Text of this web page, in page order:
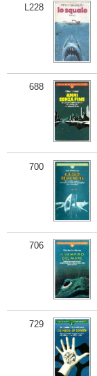
L228
688
700
706
729